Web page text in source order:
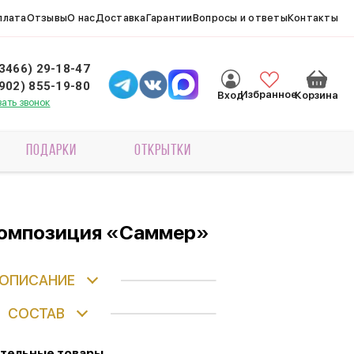
ОтзывыО насДоставкаГарантииВопросы и ответыКонтакты
29-18-47
855-19-80
звонок
ВходИзбранноеКорзина
ПОДАРКИ ОТКРЫТКИ
«Саммер»
ОПИСАНИЕ
СОСТАВ